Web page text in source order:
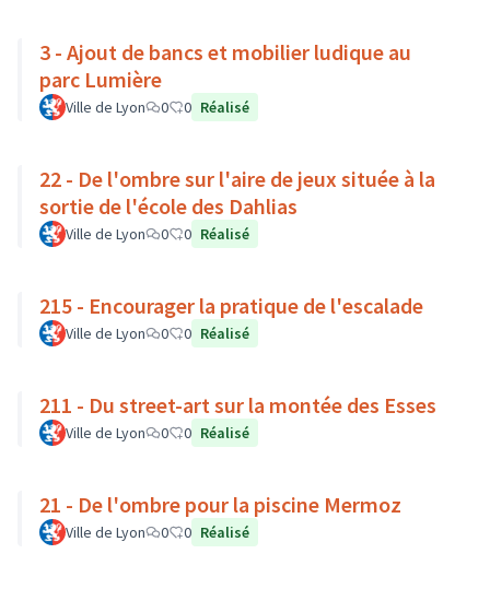
3 - Ajout de bancs et mobilier ludique au
parc Lumière
Ville de Lyon 0 0 Réalisé
22 - De l'ombre sur l'aire de jeux située à la
sortie de l'école des Dahlias
Ville de Lyon 0 0 Réalisé
215 - Encourager la pratique de l'escalade
Ville de Lyon 0 0 Réalisé
211 - Du street-art sur la montée des Esses
Ville de Lyon 0 0 Réalisé
21 - De l'ombre pour la piscine Mermoz
Ville de Lyon 0 0 Réalisé